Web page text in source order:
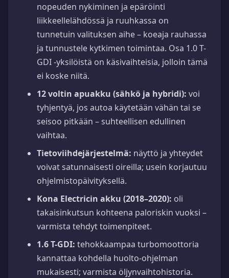
nopeuden nykiminen ja epäröinti
liikkeellelähdössä ja ruuhkassa on
tunnetuin valituksen aihe – koeaja rauhassa
ja tunnustele kytkimen toimintaa. Osa 1.0 T-
GDI -yksilöistä on käsivaihteisia, jolloin tämä
ei koske niitä.
12 voltin apuakku (sähkö ja hybridi): voi
tyhjentyä, jos autoa käytetään vähän tai se
seisoo pitkään – suhteellisen edullinen
vaihtaa.
Tietoviihdejärjestelmä: näyttö ja yhteydet
voivat satunnaisesti oireilla; usein korjautuu
ohjelmistopäivityksellä.
Kona Electricin akku (2018–2020): oli
takaisinkutsun kohteena paloriskin vuoksi –
varmista tehdyt toimenpiteet.
1.6 T-GDI: tehokkaampaa turbomoottoria
kannattaa kohdella huolto-ohjelman
mukaisesti; varmista öljynvaihtohistoria.